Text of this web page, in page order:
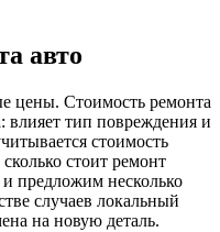
авто
цены. Стоимость ремонта
влияет тип повреждения и
стоимость
стоит ремонт
предложим несколько
случаев локальный
на новую деталь.